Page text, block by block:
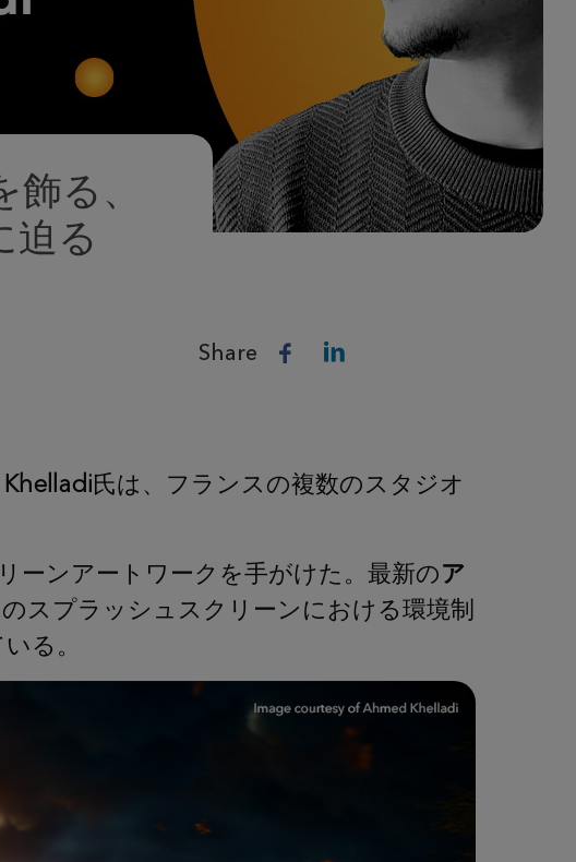
る、
迫る
Share
氏は、フランスの複数のスタジオ
ーンアートワークを手がけた。最新のア
のスプラッシュスクリーンにおける環境制
る。